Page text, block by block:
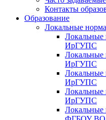
Контакты
Образование
Локальные
ИрГУПС
ИрГУПС
ИрГУПС
ИрГУПС